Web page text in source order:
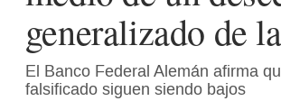
generalizado de
El Banco Federal Alemán afirma
falsificado siguen siendo bajos